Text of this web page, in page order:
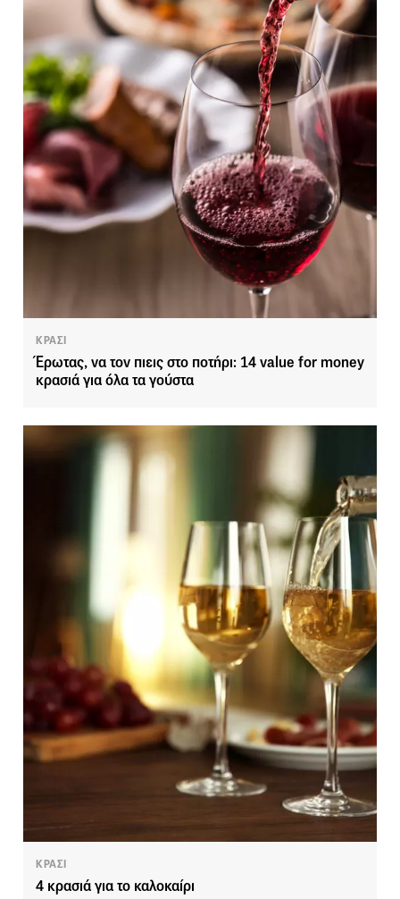
ΚΡΑΣΙ
Έρωτας, να τον πιεις στο ποτήρι: 14 value for money
κρασιά για όλα τα γούστα
ΚΡΑΣΙ
4 κρασιά για το καλοκαίρι